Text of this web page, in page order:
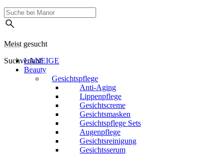
Meist gesucht
SuchverlaufLANEIGE
Beauty
Gesichtspflege
Anti-Aging
Lippenpflege
Gesichtscreme
Gesichtsmasken
Gesichtspflege Sets
Augenpflege
Gesichtsreinigung
Gesichtsserum